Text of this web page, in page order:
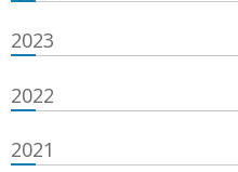
2023
2022
2021